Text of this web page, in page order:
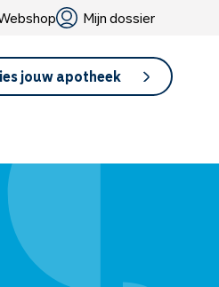
Mijn dossier
jouw apotheek